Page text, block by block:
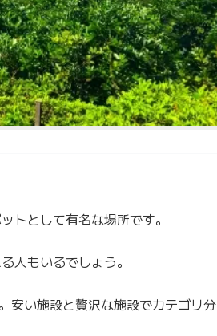
トとして有名な場所です。
人もいるでしょう。
安い施設と贅沢な施設でカテゴリ分